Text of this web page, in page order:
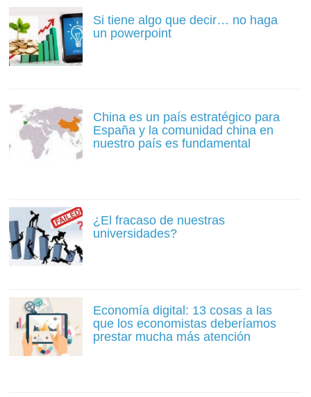
Si tiene algo que decir… no haga
un powerpoint
China es un país estratégico para
España y la comunidad china en
nuestro país es fundamental
¿El fracaso de nuestras
universidades?
Economía digital: 13 cosas a las
que los economistas deberíamos
prestar mucha más atención